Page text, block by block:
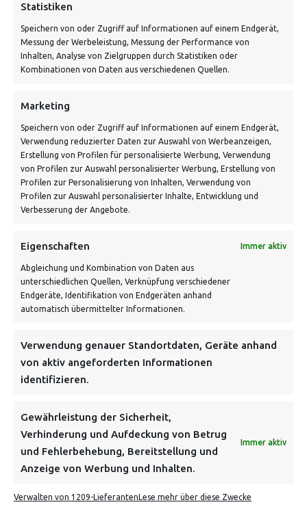
Statistiken
Speichern von oder Zugriff auf Informationen auf einem Endgerät,
Messung der Werbeleistung, Messung der Performance von
Inhalten, Analyse von Zielgruppen durch Statistiken oder
Kombinationen von Daten aus verschiedenen Quellen.
Marketing
Speichern von oder Zugriff auf Informationen auf einem Endgerät,
Verwendung reduzierter Daten zur Auswahl von Werbeanzeigen,
Erstellung von Profilen für personalisierte Werbung, Verwendung
von Profilen zur Auswahl personalisierter Werbung, Erstellung von
Profilen zur Personalisierung von Inhalten, Verwendung von
Profilen zur Auswahl personalisierter Inhalte, Entwicklung und
Verbesserung der Angebote.
Eigenschaften Immer aktiv
Abgleichung und Kombination von Daten aus
unterschiedlichen Quellen, Verknüpfung verschiedener
Endgeräte, Identifikation von Endgeräten anhand
automatisch übermittelter Informationen.
Verwendung genauer Standortdaten, Geräte anhand
von aktiv angeforderten Informationen
identifizieren.
Gewährleistung der Sicherheit,
Verhinderung und Aufdeckung von Betrug
und Fehlerbehebung, Bereitstellung und
Anzeige von Werbung und Inhalten.
Immer aktiv
Verwalten von 1209-LieferantenLese mehr über diese Zwecke
Kontakt: Mo - Fr von 10:00 bis 18:00 Uhr
info@vontiling.de
VERSANDKOSTENHINWEIS:
NEWSLETTER
Danke, deine Registrierung war erfolgreich! Bitte prüfe
FOLGE UNS
INFORMATIONEN